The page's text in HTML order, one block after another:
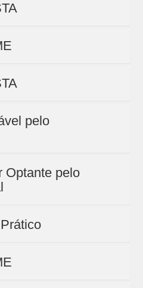
pelo
Optante pelo